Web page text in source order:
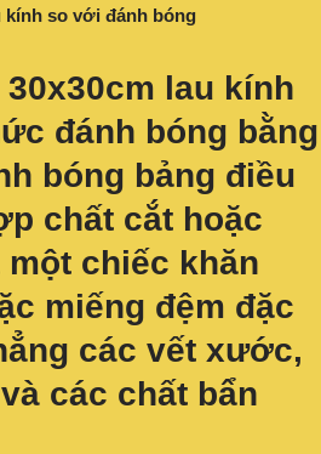
kính so với đánh bóng
lau kính
đánh bóng bằng
bóng bảng điều
chất cắt hoặc
chiếc khăn
miếng đệm đặc
các vết xước,
các chất bẩn